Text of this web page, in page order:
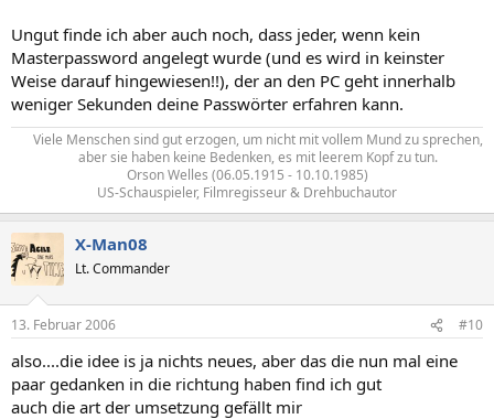
Ungut finde ich aber auch noch, dass jeder, wenn kein
Masterpassword angelegt wurde (und es wird in keinster
Weise darauf hingewiesen!!), der an den PC geht innerhalb
weniger Sekunden deine Passwörter erfahren kann.
Viele Menschen sind gut erzogen, um nicht mit vollem Mund zu sprechen,
aber sie haben keine Bedenken, es mit leerem Kopf zu tun.​
Orson Welles (06.05.1915 - 10.10.1985)
US-Schauspieler, Filmregisseur & Drehbuchautor​
X-Man08
Lt. Commander
13. Februar 2006 #10
also....die idee is ja nichts neues, aber das die nun mal eine
paar gedanken in die richtung haben find ich gut
auch die art der umsetzung gefällt mir